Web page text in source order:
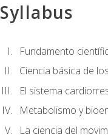
Syllabus
Fundamento
Ciencia básica de
El sistema
Metabolismo y
La ciencia del